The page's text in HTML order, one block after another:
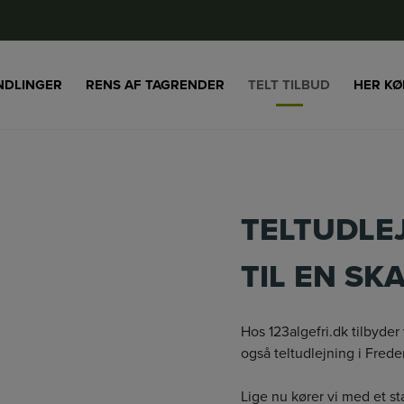
RENS AF TAGRENDER TELT TILBUD HER
TIL EN
Hos 123algefri.dk
også teltudlejning i
Lige nu kører vi med et